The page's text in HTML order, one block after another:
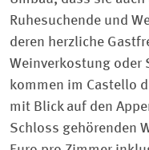
Ruhesuchende und
deren herzliche
Weinverkostung oder
kommen im Castello
mit Blick auf den
Schloss gehörenden